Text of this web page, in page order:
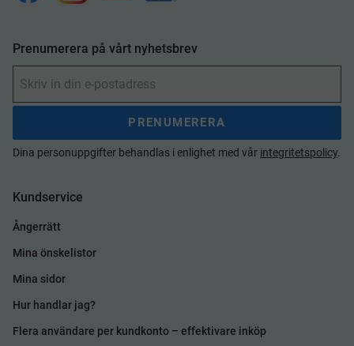
Prenumerera på vårt nyhetsbrev
PRENUMERERA
Dina personuppgifter behandlas i enlighet med vår integritetspolicy.
Kundservice
Ångerrätt
Mina önskelistor
Mina sidor
Hur handlar jag?
Flera användare per kundkonto – effektivare inköp